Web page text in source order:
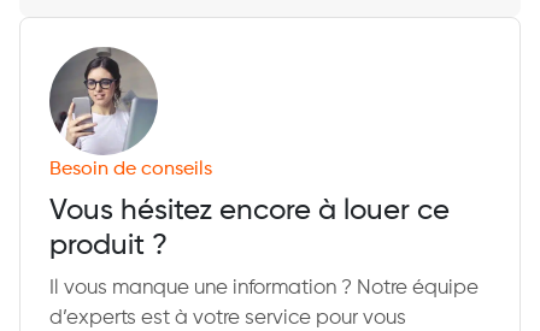
Besoin de conseils
Vous hésitez encore à louer ce
produit ?
Il vous manque une information ? Notre équipe
d’experts est à votre service pour vous